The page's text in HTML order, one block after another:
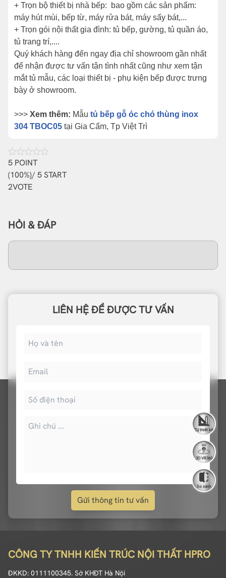
+ Trọn bộ thiết bị nhà bếp: bao gồm các sản phẩm:
máy hút mùi, bếp từ, máy rửa bát, máy sấy bát,...
+ Trọn gói nội thất gia đình: tủ bếp, gường, tủ quần áo,
tủ trang trí,....
Quý khách hàng đến ngay địa chỉ showroom gần nhất
để nhận được tư vấn tận tình nhất cũng như xem tận
mắt tủ mẫu, các loại thiết bị - phụ kiện bếp được trưng
bày ở showroom.
>>> Xem thêm: Mẫu tủ bếp gỗ óc chó thùng inox
304 TBOC05 tại Gia Cẩm, Tp Việt Trì
5 POINT
(100%)/ 5 START
2VOTE
HỎI & ĐÁP
LIÊN HỆ ĐỂ ĐƯỢC TƯ VẤN
Gửi thông tin tư vấn
CÔNG TY TNHH KIẾN TRÚC NỘI THẤT HPRO
ĐKKD: 0111100345. Sở KHĐT Hà Nội
Tự thiết kế
3D VR360
So sánh